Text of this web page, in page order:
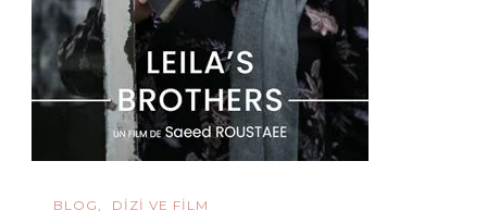
BLOG DIZI VE FILM